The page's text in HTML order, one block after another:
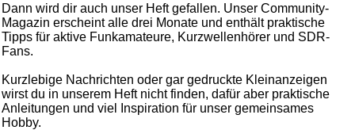
Dann wird dir auch unser Heft gefallen. Unser Community-
Magazin erscheint alle drei Monate und enthält praktische
Tipps für aktive Funkamateure, Kurzwellenhörer und SDR-
Fans.
Kurzlebige Nachrichten oder gar gedruckte Kleinanzeigen
wirst du in unserem Heft nicht finden, dafür aber praktische
Anleitungen und viel Inspiration für unser gemeinsames
Hobby.